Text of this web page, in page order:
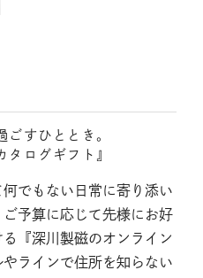
ごすひととき。
タログギフト』
でもない日常に寄り添い
予算に応じて先様にお好
『深川製磁のオンライン
ラインで住所を知らない